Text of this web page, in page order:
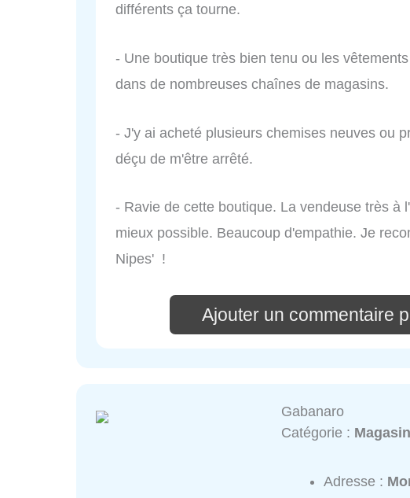
différents ça tourne.
- Une boutique très bien tenu ou les
dans de nombreuses chaînes de magasins.
- J'y ai acheté plusieurs chemises neuves ou
déçu de m'être arrêté.
- Ravie de cette boutique. La vendeuse très à
mieux possible. Beaucoup d'empathie. Je
Nipes' !
Ajouter un commentaire
Gabanaro
Catégorie :
Adresse :